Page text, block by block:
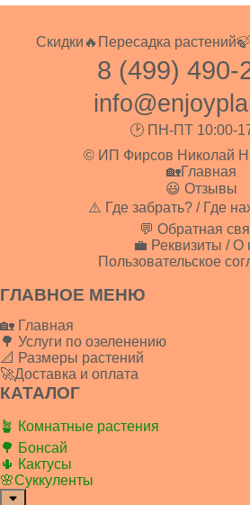
Скидки🔥 Пересадка растений🍃
8 (499) 490-
🕑 ПН-ПТ 10:00-
© ИП Фирсов Николай
🏡Главная
😃 Отзывы
⚠️ Где забрать? / Где
💬 Обратная
💼 Реквизиты / О
Пользовательское
ГЛАВНОЕ МЕНЮ
🏡 Главная
🌳 Услуги по озеленению
📐 Размеры растений
🚀Доставка и оплата
КАТАЛОГ
🪴 Комнатные растения
🌳 Бонсай
🌵 Кактусы
🌸Суккуленты